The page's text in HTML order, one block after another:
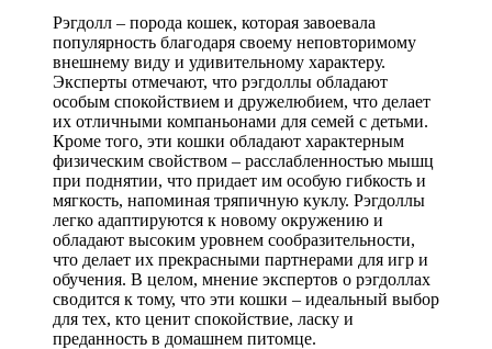
Рэгдолл – порода кошек, которая завоевала
популярность благодаря своему неповторимому
внешнему виду и удивительному характеру.
Эксперты отмечают, что рэгдоллы обладают
особым спокойствием и дружелюбием, что делает
их отличными компаньонами для семей с детьми.
Кроме того, эти кошки обладают характерным
физическим свойством – расслабленностью мышц
при поднятии, что придает им особую гибкость и
мягкость, напоминая тряпичную куклу. Рэгдоллы
легко адаптируются к новому окружению и
обладают высоким уровнем сообразительности,
что делает их прекрасными партнерами для игр и
обучения. В целом, мнение экспертов о рэгдоллах
сводится к тому, что эти кошки – идеальный выбор
для тех, кто ценит спокойствие, ласку и
преданность в домашнем питомце.